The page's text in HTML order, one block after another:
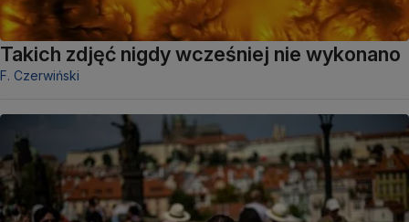
Takich zdjęć nigdy wcześniej nie wykonano
F. Czerwiński